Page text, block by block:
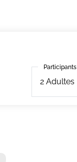
Participants
2 Adultes
Participants